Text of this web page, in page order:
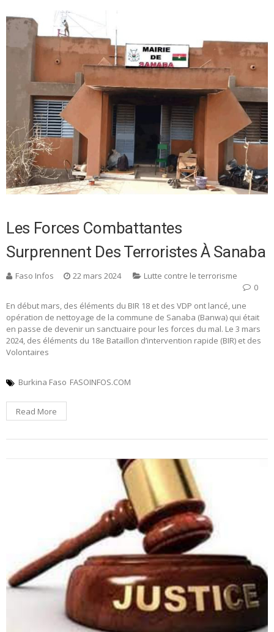
Les Forces Combattantes
Surprennent Des Terroristes À Sanaba
Faso Infos 22 mars 2024
Lutte contre le terrorisme
0
En début mars, des éléments du BIR 18 et des VDP ont lancé, une
opération de nettoyage de la commune de Sanaba (Banwa) qui était
en passe de devenir un sanctuaire pour les forces du mal. Le 3 mars
2024, des éléments du 18e Bataillon d’intervention rapide (BIR) et des
Volontaires
Burkina Faso FASOINFOS.COM
Read More